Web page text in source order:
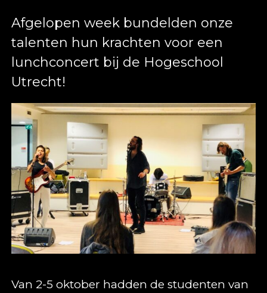
Afgelopen week bundelden onze
talenten hun krachten voor een
lunchconcert bij de Hogeschool
Utrecht!
Van 2-5 oktober hadden de studenten van